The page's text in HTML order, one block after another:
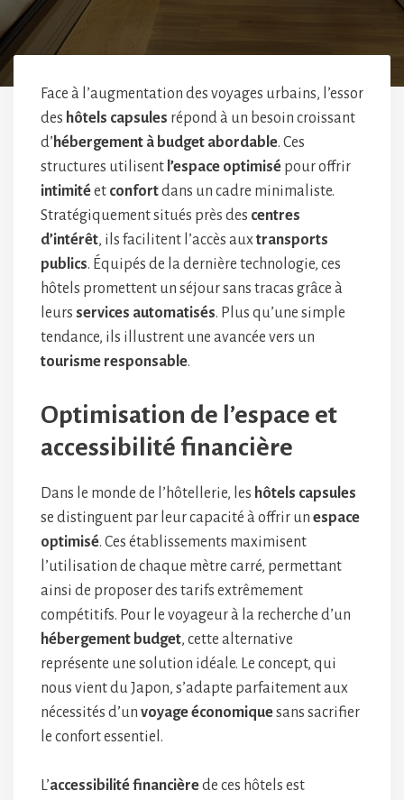
Face à l’augmentation des voyages urbains, l’essor
des hôtels capsules répond à un besoin croissant
d’ hébergement à budget abordable. Ces
structures utilisent l’espace optimisé pour offrir
intimitéet confortdans un cadre minimaliste.
Stratégiquement situés près des centres
d’intérêt, ils facilitent l’accès auxtransports
publics. Équipés de la dernière technologie, ces
hôtels promettent un séjour sans tracas grâce à
leurs services automatisés. Plus qu’une simple
tendance, ils illustrent une avancée vers un
tourisme responsable.
Optimisation de l’espace et
accessibilité financière
Dans le monde de l’hôtellerie, les hôtels capsules
se distinguent par leur capacité à offrir un espace
optimisé. Ces établissements maximisent
l’utilisation de chaque mètre carré, permettant
ainsi de proposer des tarifs extrêmement
compétitifs. Pour le voyageur à la recherche d’un
hébergement budget, cette alternative
représente une solution idéale. Le concept, qui
nous vient du Japon, s’adapte parfaitement aux
nécessités d’un voyage économiquesans sacrifier
le confort essentiel.
L’accessibilité financièrede ces hôtels est